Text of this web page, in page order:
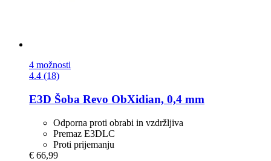
4 možnosti
4.4 (18)
E3D Šoba Revo ObXidian, 0,4 mm
Odporna proti obrabi in vzdržljiva
Premaz E3DLC
Proti prijemanju
€ 66,99